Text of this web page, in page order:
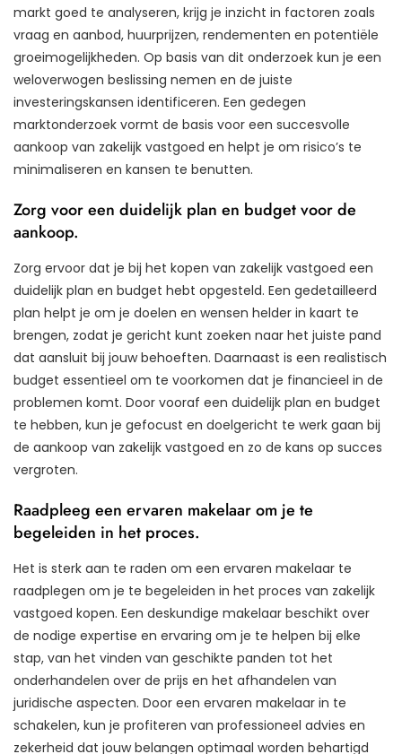
markt goed te analyseren, krijg je inzicht in factoren zoals
vraag en aanbod, huurprijzen, rendementen en potentiële
groeimogelijkheden. Op basis van dit onderzoek kun je een
weloverwogen beslissing nemen en de juiste
investeringskansen identificeren. Een gedegen
marktonderzoek vormt de basis voor een succesvolle
aankoop van zakelijk vastgoed en helpt je om risico’s te
minimaliseren en kansen te benutten.
Zorg voor een duidelijk plan en budget voor de
aankoop.
Zorg ervoor dat je bij het kopen van zakelijk vastgoed een
duidelijk plan en budget hebt opgesteld. Een gedetailleerd
plan helpt je om je doelen en wensen helder in kaart te
brengen, zodat je gericht kunt zoeken naar het juiste pand
dat aansluit bij jouw behoeften. Daarnaast is een realistisch
budget essentieel om te voorkomen dat je financieel in de
problemen komt. Door vooraf een duidelijk plan en budget
te hebben, kun je gefocust en doelgericht te werk gaan bij
de aankoop van zakelijk vastgoed en zo de kans op succes
vergroten.
Raadpleeg een ervaren makelaar om je te
begeleiden in het proces.
Het is sterk aan te raden om een ervaren makelaar te
raadplegen om je te begeleiden in het proces van zakelijk
vastgoed kopen. Een deskundige makelaar beschikt over
de nodige expertise en ervaring om je te helpen bij elke
stap, van het vinden van geschikte panden tot het
onderhandelen over de prijs en het afhandelen van
juridische aspecten. Door een ervaren makelaar in te
schakelen, kun je profiteren van professioneel advies en
zekerheid dat jouw belangen optimaal worden behartigd